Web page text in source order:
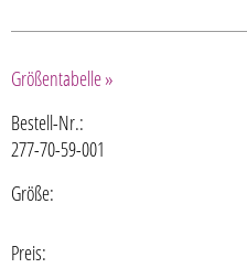
Größentabelle »
Bestell-Nr.:
277-70-59-001
Größe:
Preis: